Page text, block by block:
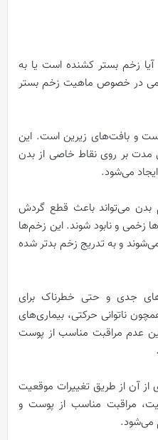
زخم بستر کشنده است یا به
در خصوص ماهیت زخم بستر
و بافت‌های زیرین است. این
مدت بر روی نقاط خاصی از بدن
می‌شود.
بدن می‌تواند باعث قطع گردش
زخمی و نابود شوند. این زخم‌ها
و به تدریج زخم بدتر شده
جدی و حتی خطرناک برای
ناتوانی حرکتی، بیماری‌های
عدم مراقبت مناسب از پوست
آن از طریق تغییرات موقعیت
مراقبت مناسب از پوست و
می‌شود.